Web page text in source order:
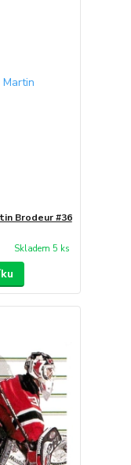
Brodeur #36
Skladem 5 ks